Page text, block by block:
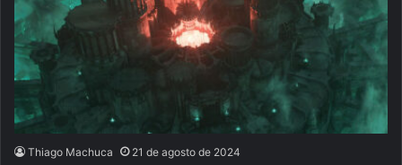
Thiago Machuca 21 de agosto de 2024